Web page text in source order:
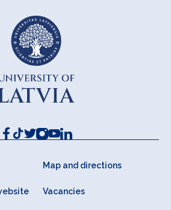
Map and directions
Vacancies